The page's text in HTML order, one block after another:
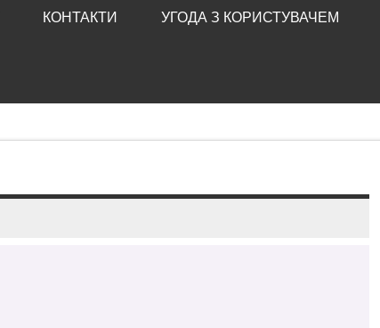
КОНТАКТИ УГОДА З КОРИСТУВАЧЕМ